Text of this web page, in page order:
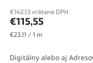
€142,13 vrátane DPH
€115,55
Jednotková
€23,11 / 1 m
Digitálny alebo aj